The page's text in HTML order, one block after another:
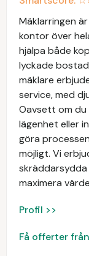
Mäklarringen
kontor över
hjälpa både
lyckade
mäklare
service, med
Oavsett om du
lägenhet eller
göra
möjligt. Vi
maximera
Profil >>
Få offerter